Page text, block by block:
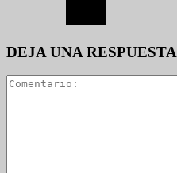
DEJA UNA RESPUESTA